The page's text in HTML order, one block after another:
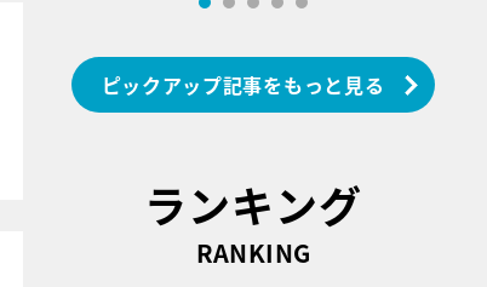
ピックアップ記事をもっと見る
ランキング
RANKING